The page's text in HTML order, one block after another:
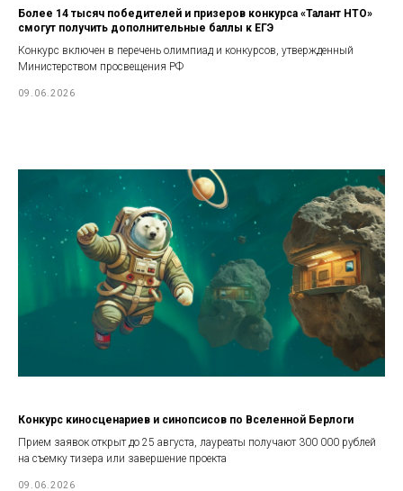
Более 14 тысяч победителей и призеров конкурса «Талант НТО»
смогут получить дополнительные баллы к ЕГЭ
Конкурс включен в перечень олимпиад и конкурсов, утвержденный
Министерством просвещения РФ
09.06.2026
Конкурс киносценариев и синопсисов по Вселенной Берлоги
Прием заявок открыт до 25 августа, лауреаты получают 300 000 рублей
на съемку тизера или завершение проекта
09.06.2026